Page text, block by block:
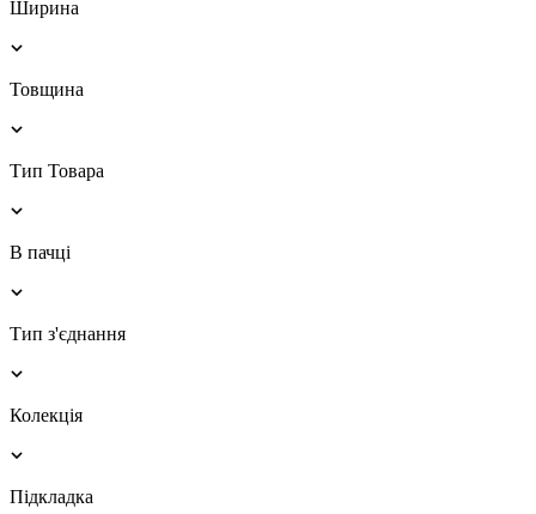
Ширина
Товщина
Тип Товара
В пачці
Тип з'єднання
Колекція
Підкладка